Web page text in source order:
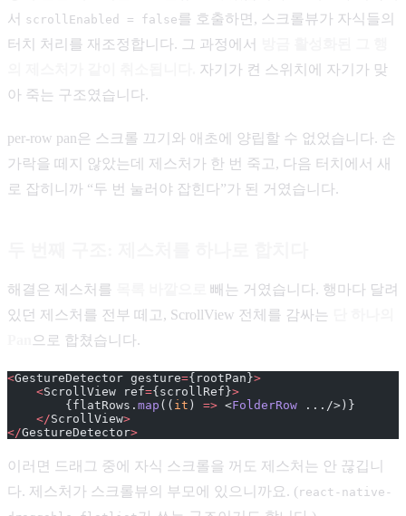
서
scrollEnabled = false를 호출하면, 스크롤뷰가 자식들의
터치 처리를 재조정합니다. 그 과정에서
자기가 켠 스위치에 자기가 맞
아 죽는 구조였습니다.
per-row pan은 스크롤 끄기와 애초에 양립할 수 없었습니다. 손
가락을 떼지 않았는데 제스처가 한 번 죽고, 다음 터치에서 새
로 잡히니까 “두 번 눌러야 잡힌다”가 된 거였습니다.
해결은 제스처를
빼는 거였습니다. 행마다 달려
있던 제스처를 전부 떼고, ScrollView 전체를 감싸는
으로 합쳤습니다.
<GestureDetector gesture={rootPan}>
    <
ScrollView ref={scrollRef}>
        {flatRows.
map (( it ) => <FolderRow .../>)}
    </
ScrollView>
</GestureDetector>
이러면 드래그 중에 자식 스크롤을 꺼도 제스처는 안 끊깁니
다. 제스처가 스크롤뷰의 부모에 있으니까요. ( react-native-